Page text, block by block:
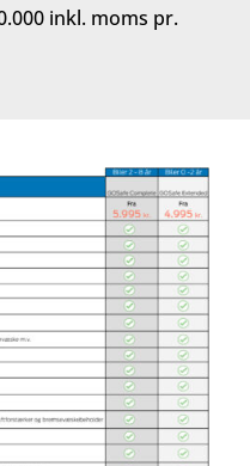
inkl. moms pr.